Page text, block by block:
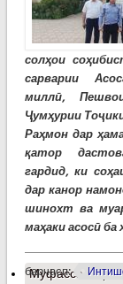
солҳои
сарварии
миллӣ,
Ҷумҳурии
Раҳмон дар
қатор
гардид, ки
дар канор
шинохт ва
маҳаки асосӣ ба
барчасп:
Муфассалтаро